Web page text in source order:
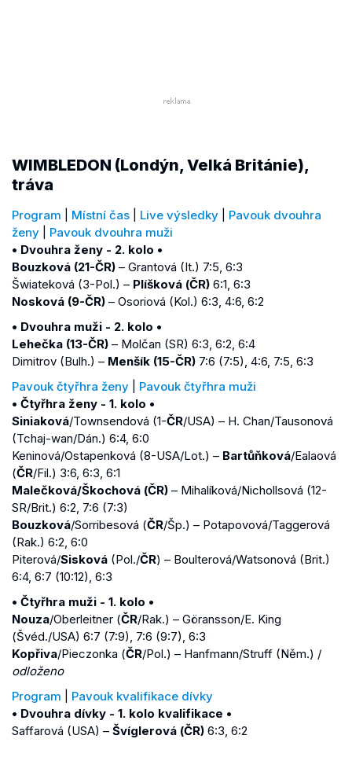
WIMBLEDON (Londýn, Velká Británie),
tráva
Program Místní čas Live výsledky
Pavouk dvouhra
ženy
Pavouk dvouhra muži
• Dvouhra ženy - 2. kolo •
Bouzková (21-ČR) – Grantová (It.) 7:5, 6:3
Šwiateková (3-Pol.) – Plíšková (ČR) 6:1, 6:3
Nosková (9-ČR) – Osoriová (Kol.) 6:3, 4:6, 6:2
• Dvouhra muži - 2. kolo •
Lehečka (13-ČR) – Molčan (SR) 6:3, 6:2, 6:4
Dimitrov (Bulh.) – Menšík (15-ČR) 7:6 (7:5), 4:6, 7:5, 6:3
Pavouk čtyřhra ženy
Pavouk čtyřhra muži
• Čtyřhra ženy - 1. kolo •
Siniaková/Townsendová (1-ČR/USA) – H. Chan/Tausonová
(Tchaj-wan/Dán.) 6:4, 6:0
Keninová/Ostapenková (8-USA/Lot.) – Bartůňková/Ealaová
(ČR/Fil.) 3:6, 6:3, 6:1
Malečková/Škochová (ČR) – Mihalíková/Nichollsová (12-
SR/Brit.) 6:2, 7:6 (7:3)
Bouzková/Sorribesová (ČR/Šp.) – Potapovová/Taggerová
(Rak.) 6:2, 6:0
Piterová/Sisková (Pol./ČR) – Boulterová/Watsonová (Brit.)
6:4, 6:7 (10:12), 6:3
• Čtyřhra muži - 1. kolo •
Nouza/Oberleitner (ČR/Rak.) – Göransson/E. King
(Švéd./USA) 6:7 (7:9), 7:6 (9:7), 6:3
Kopřiva/Pieczonka (ČR/Pol.) – Hanfmann/Struff (Něm.) /
odloženo
Program
Pavouk kvalifikace dívky
• Dvouhra dívky - 1. kolo kvalifikace •
Saffarová (USA) – Švíglerová (ČR) 6:3, 6:2